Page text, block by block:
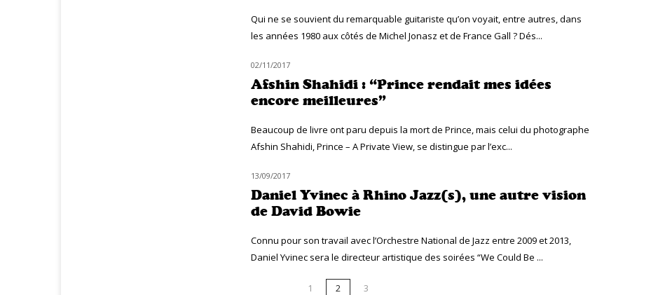
Qui ne se souvient du remarquable guitariste qu’on voyait, entre autres, dans
les années 1980 aux côtés de Michel Jonasz et de France Gall ? Dés...
02/11/2017
Afshin Shahidi : “Prince rendait mes idées
encore meilleures”
Beaucoup de livre ont paru depuis la mort de Prince, mais celui du photographe
Afshin Shahidi, Prince – A Private View, se distingue par l’exc...
13/09/2017
Daniel Yvinec à Rhino Jazz(s), une autre vision
de David Bowie
Connu pour son travail avec l’Orchestre National de Jazz entre 2009 et 2013,
Daniel Yvinec sera le directeur artistique des soirées “We Could Be ...
1 2 3